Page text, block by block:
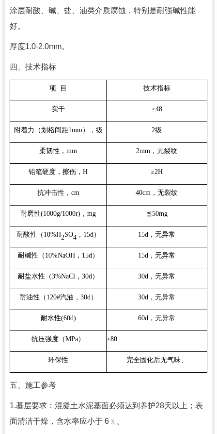
涂层耐酸、碱、盐、油类介质腐蚀，特别是耐强碱性能
好。
厚度1.0-2.0mm。
四、技术指标
项 目 技术指标
实干 ≤48
附着力（划格间距1mm），级 2级
柔韧性， mm 2mm ，无裂纹
铅笔硬度，擦伤， H ≥2H
抗冲击性， cm 40cm ，无裂纹
耐磨性(1000g/1000r) ，mg ≦50mg
耐酸性（ 10%H2SO4 ， 15d） 15d ，无异常
耐碱性（ 10%NaOH， 15d） 15d ，无异常
耐盐水性（3%NaCl， 30d） 30d ，无异常
耐油性（ 120#汽油， 30d） 30d ，无异常
耐水性(60d) 60d ，无异常
抗压强度（MPa） ≥80
环保性 完全固化后无气味、
五、施工参考
1.基层要求：混凝土水泥基面必须达到养护28天以上；表
面清洁干燥，含水率应小于 6﹪。